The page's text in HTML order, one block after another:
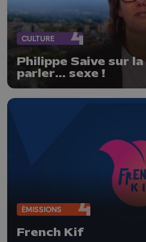
CULTURE
Philippe Saive sur
parler... sexe !
ÉMISSIONS
French Kif